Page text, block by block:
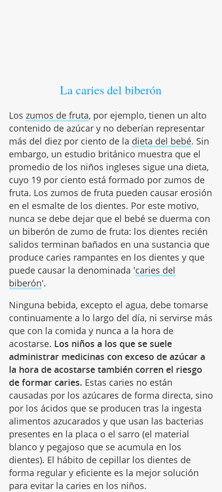
La caries del biberón
Los zumos de fruta, por ejemplo, tienen un alto
contenido de azúcar y no deberían representar
más del diez por ciento de la dieta del bebé. Sin
embargo, un estudio británico muestra que el
promedio de los niños ingleses sigue una dieta,
cuyo 19 por ciento está formado por zumos de
fruta. Los zumos de fruta pueden causar erosión
en el esmalte de los dientes. Por este motivo,
nunca se debe dejar que el bebé se duerma con
un biberón de zumo de fruta: los dientes recién
salidos terminan bañados en una sustancia que
produce caries rampantes en los dientes y que
puede causar la denominada 'caries del
biberón'.
Ninguna bebida, excepto el agua, debe tomarse
continuamente a lo largo del día, ni servirse más
que con la comida y nunca a la hora de
acostarse. Los niños a los que se suele
administrar medicinas con exceso de azúcar a
la hora de acostarse también corren el riesgo
de formar caries. Estas caries no están
causadas por los azúcares de forma directa, sino
por los ácidos que se producen tras la ingesta
alimentos azucarados y que usan las bacterias
presentes en la placa o el sarro (el material
blanco y pegajoso que se acumula en los
dientes). El hábito de cepillar los dientes de
forma regular y eficiente es la mejor solución
para evitar la caries en los niños.